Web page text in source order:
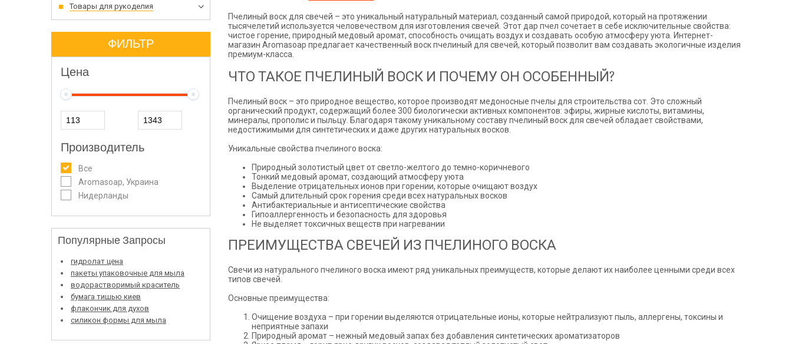
ЧЕРНАЯ ПЯТНИЦА!!!
Хеллоуин (Halloween)
Товары для рукоделия
ФИЛЬТР
Цена
Производитель
Все
Aromasoap, Украина
Нидерланды
Популярные Запросы
гидролат цена
пакеты упаковочные для мыла
водорастворимый краситель
бумага тишью киев
флакончик для духов
силикон формы для мыла
Пчелиный воск для свечей – это уникальный натуральный материал, созданный самой природой, который на протяжении
тысячелетий используется человечеством для изготовления свечей. Этот дар пчел сочетает в себе исключительные свойства:
чистое горение, природный медовый аромат, способность очищать воздух и создавать особую атмосферу уюта. Интернет-
магазин Aromasoap предлагает качественный воск пчелиный для свечей, который позволит вам создавать экологичные изделия
премиум-класса.
ЧТО ТАКОЕ ПЧЕЛИНЫЙ ВОСК И ПОЧЕМУ ОН ОСОБЕННЫЙ?
Пчелиный воск – это природное вещество, которое производят медоносные пчелы для строительства сот. Это сложный
органический продукт, содержащий более 300 биологически активных компонентов: эфиры, жирные кислоты, витамины,
минералы, прополис и пыльцу. Благодаря такому уникальному составу пчелиный воск для свечей обладает свойствами,
недостижимыми для синтетических и даже других натуральных восков.
Уникальные свойства пчелиного воска:
Природный золотистый цвет от светло-желтого до темно-коричневого
Тонкий медовый аромат, создающий атмосферу уюта
Выделение отрицательных ионов при горении, которые очищают воздух
Самый длительный срок горения среди всех натуральных восков
Антибактериальные и антисептические свойства
Гипоаллергенность и безопасность для здоровья
Не выделяет токсичных веществ при нагревании
ПРЕИМУЩЕСТВА СВЕЧЕЙ ИЗ ПЧЕЛИНОГО ВОСКА
Свечи из натурального пчелиного воска имеют ряд уникальных преимуществ, которые делают их наиболее ценными среди всех
типов свечей.
Основные преимущества:
Очищение воздуха – при горении выделяются отрицательные ионы, которые нейтрализуют пыль, аллергены, токсины и
неприятные запахи
Природный аромат – нежный медовый запах без добавления синтетических ароматизаторов